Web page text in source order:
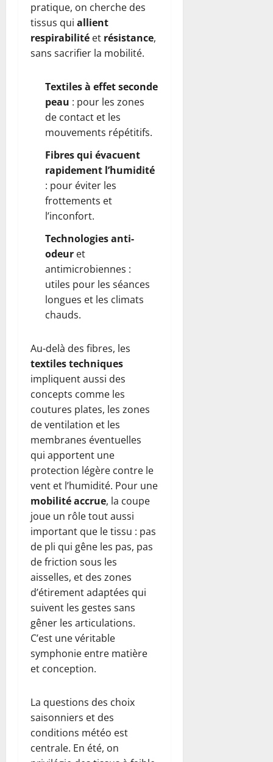
pratique, on cherche des
tissus qui allient
respirabilité et résistance,
sans sacrifier la mobilité.
Textiles à effet seconde
peau : pour les zones
de contact et les
mouvements répétitifs.
Fibres qui évacuent
rapidement l’humidité
: pour éviter les
frottements et
l’inconfort.
Technologies anti-
odeur et
antimicrobiennes :
utiles pour les séances
longues et les climats
chauds.
Au-delà des fibres, les
textiles techniques
impliquent aussi des
concepts comme les
coutures plates, les zones
de ventilation et les
membranes éventuelles
qui apportent une
protection légère contre le
vent et l’humidité. Pour une
mobilité accrue, la coupe
joue un rôle tout aussi
important que le tissu : pas
de pli qui gêne les pas, pas
de friction sous les
aisselles, et des zones
d’étirement adaptées qui
suivent les gestes sans
gêner les articulations.
C’est une véritable
symphonie entre matière
et conception.
La questions des choix
saisonniers et des
conditions météo est
centrale. En été, on